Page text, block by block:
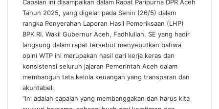
Capaian ini disampaikan dalam Rapat Paripurna DPR Aceh
Tahun 2025, yang digelar pada Senin (26/5) dalam
rangka Penyerahan Laporan Hasil Pemeriksaan (LHP)
BPK RI. Wakil Gubernur Aceh, Fadhlullah, SE yang hadir
langsung dalam rapat tersebut menyebutkan bahwa
opini WTP ini merupakan hasil dari kerja keras dan
konsistensi seluruh jajaran Pemerintah Aceh dalam
membangun tata kelola keuangan yang transparan dan
akuntabel.
“Ini adalah capaian yang membanggakan dan harus kita